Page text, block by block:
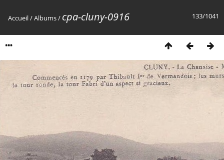
133/1041
Accueil/Albums/ cpa-cluny-0916